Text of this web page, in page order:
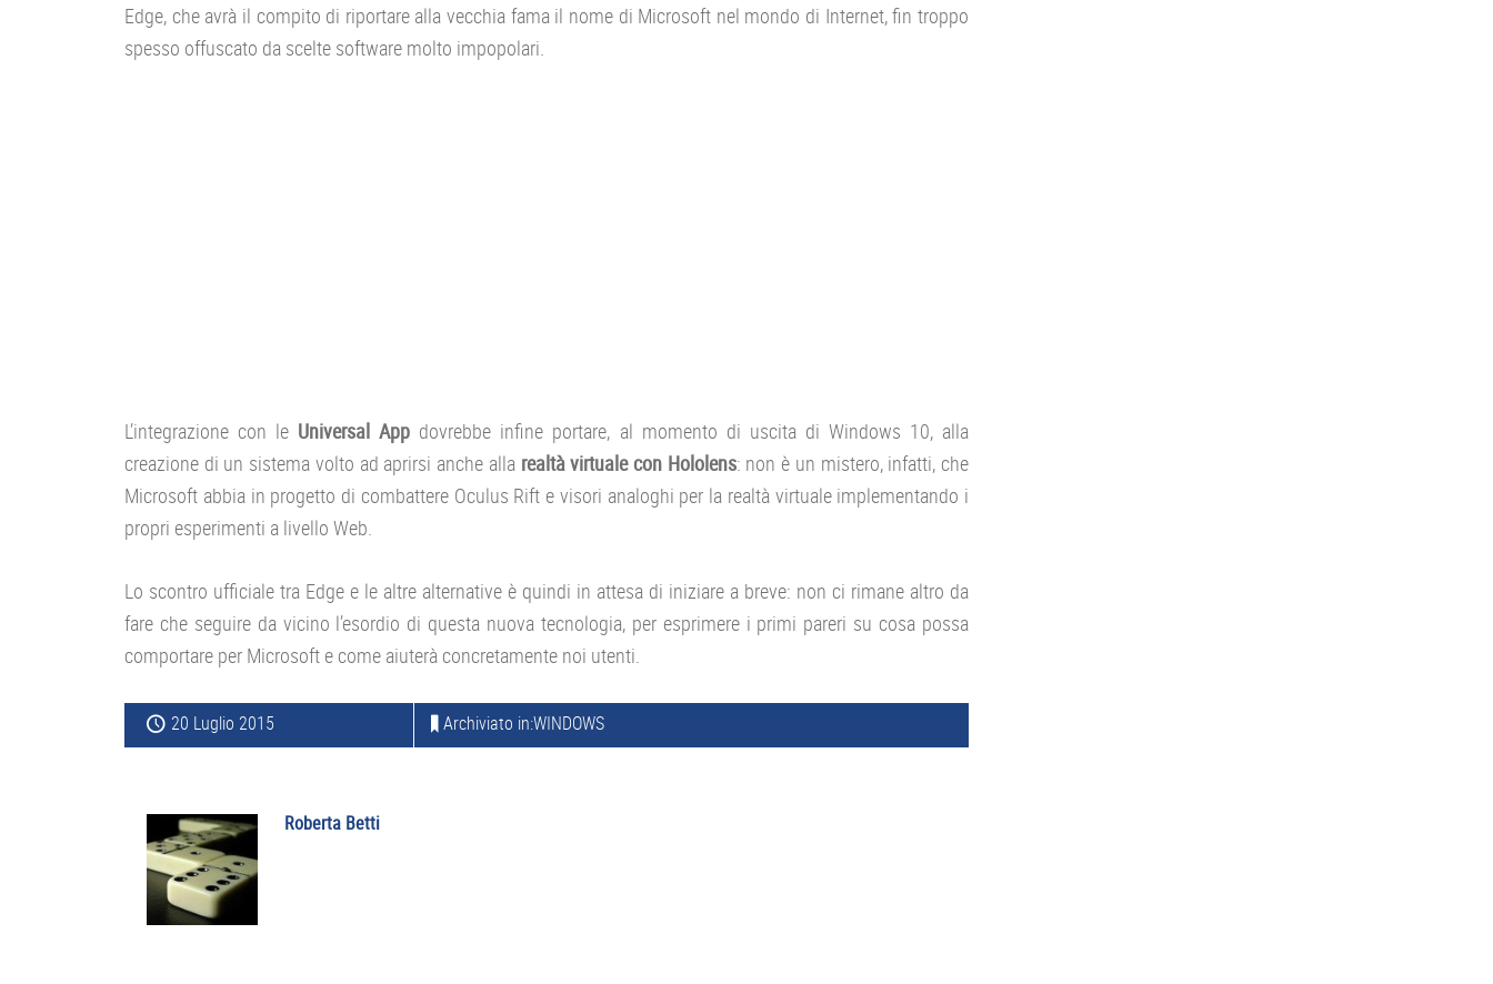
Edge, che avrà il compito di riportare alla vecchia fama il nome di Microsoft nel mondo di Internet, fin troppo
spesso offuscato da scelte software molto impopolari.
L’integrazione con le Universal App dovrebbe infine portare, al momento di uscita di Windows 10, alla
creazione di un sistema volto ad aprirsi anche alla realtà virtuale con Hololens: non è un mistero, infatti, che
Microsoft abbia in progetto di combattere Oculus Rift e visori analoghi per la realtà virtuale implementando i
propri esperimenti a livello Web.
Lo scontro ufficiale tra Edge e le altre alternative è quindi in attesa di iniziare a breve: non ci rimane altro da
fare che seguire da vicino l’esordio di questa nuova tecnologia, per esprimere i primi pareri su cosa possa
comportare per Microsoft e come aiuterà concretamente noi utenti.
20 Luglio 2015 Archiviato in:WINDOWS
Roberta Betti